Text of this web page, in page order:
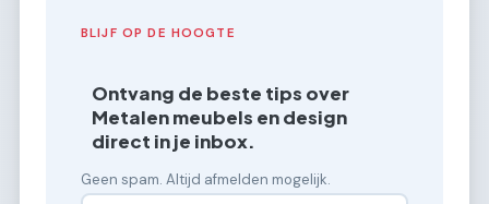
BLIJF OP DE HOOGTE
Ontvang de beste tips over
Metalen meubels en design
direct in je inbox.
Geen spam. Altijd afmelden mogelijk.